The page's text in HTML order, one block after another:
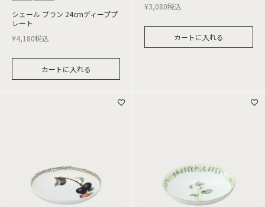
シェール ブラン 24cmディーププ
レート
¥4,180税込
カートに入れる
¥3,080税込
カートに入れる